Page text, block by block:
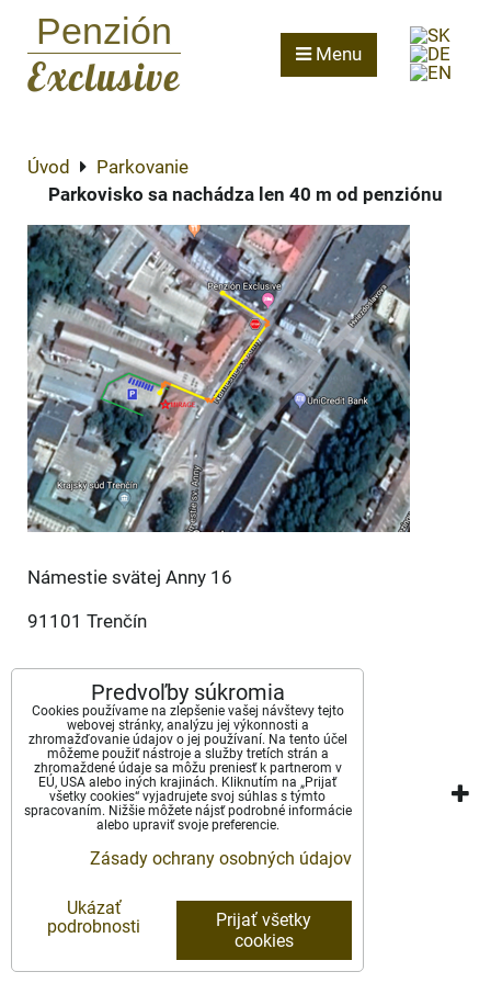
Penzión
Exclusive Menu
Úvod
Parkovanie
Parkovisko sa nachádza len 40 m od penziónu
Námestie svätej Anny 16
91101 Trenčín
Predvoľby súkromia
Zásady ochrany osobných údajov
Vytvorené pomocou:BiznisWeb.sk
Predvoľby súkromia
Cookies používame na zlepšenie vašej návštevy tejto
webovej stránky, analýzu jej výkonnosti a
zhromažďovanie údajov o jej používaní. Na tento účel
môžeme použiť nástroje a služby tretích strán a
zhromaždené údaje sa môžu preniesť k partnerom v
EÚ, USA alebo iných krajinách. Kliknutím na „Prijať
všetky cookies“ vyjadrujete svoj súhlas s týmto
spracovaním. Nižšie môžete nájsť podrobné informácie
alebo upraviť svoje preferencie.
Zásady ochrany osobných údajov
Ukázať
podrobnosti
Prijať všetky
cookies